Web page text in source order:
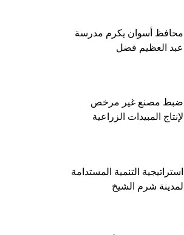
محافظ أسوان يكرم مدرسة
عبد العظيم فضل
ضبط مصنع غير مرخص
لإنتاج المبيدات الزراعية
استراتيجية التنمية المستدامة
لمدينة شرم الشيخ